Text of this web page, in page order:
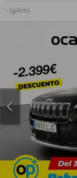
- (g/km)